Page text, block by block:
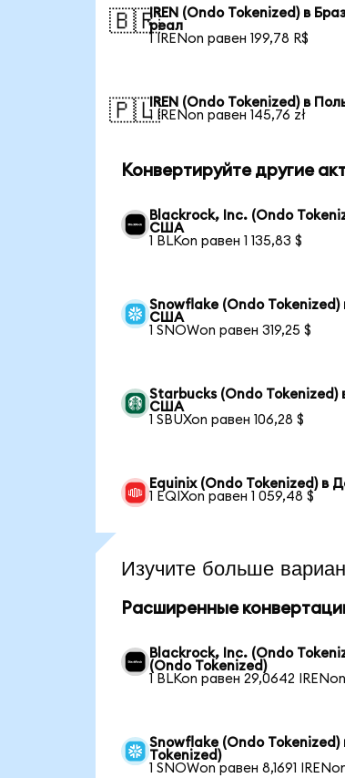
🇧🇷IREN (Ondo Tokenized) в
реал
1 IRENon равен 199,78 R$
🇵🇱IREN (Ondo Tokenized) в
1 IRENon равен 145,76 zł
Конвертируйте другие
Blackrock, Inc. (Ondo
США
1 BLKon равен 1 135,83 $
Snowflake (Ondo Tokenized)
США
1 SNOWon равен 319,25 $
Starbucks (Ondo Tokenized)
США
1 SBUXon равен 106,28 $
Equinix (Ondo Tokenized) в
1 EQIXon равен 1 059,48 $
Изучите больше
Расширенные
Blackrock, Inc. (Ondo
(Ondo Tokenized)
1 BLKon равен 29,0642 IRENon
Snowflake (Ondo Tokenized)
Tokenized)
1 SNOWon равен 8,1691